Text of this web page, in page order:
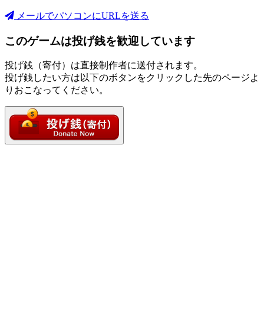
メールでパソコンにURLを送る
このゲームは投げ銭を歓迎しています
投げ銭（寄付）は直接制作者に送付されます。
投げ銭したい方は以下のボタンをクリックした先のページよ
りおこなってください。